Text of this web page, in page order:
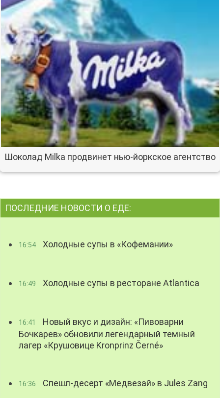
Шоколад Milka продвинет нью-йоркское агентство
ПОСЛЕДНИЕ НОВОСТИ О ЕДЕ:
16:54 Холодные супы в «Кофемании»
16:49 Холодные супы в ресторане Atlantica
16:41
Новый вкус и дизайн: «Пивоварни
Бочкарев» обновили легендарный темный
лагер «Крушовице Kronprinz Černé»
16:36 Спешл-десерт «Медвезай» в Jules Zang